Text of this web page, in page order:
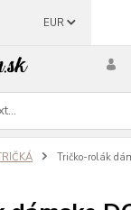
EUR
Tričko-rolák